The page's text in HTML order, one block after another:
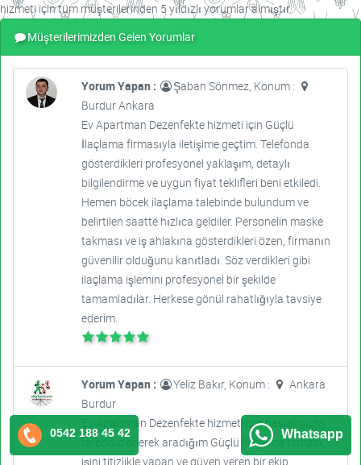
hizmeti için tüm müşterilerinden 5 yıldızlı yorumlar almıştır.
Müşterilerimizden Gelen Yorumlar
Yorum Yapan :
Şaban Sönmez, Konum :
Burdur Ankara
Ev Apartman Dezenfekte hizmeti için Güçlü
İlaçlama firmasıyla iletişime geçtim. Telefonda
gösterdikleri profesyonel yaklaşım, detaylı
bilgilendirme ve uygun fiyat teklifleri beni etkiledi.
Hemen böcek ilaçlama talebinde bulundum ve
belirtilen saatte hızlıca geldiler. Personelin maske
takması ve iş ahlakına gösterdikleri özen, firmanın
güvenilir olduğunu kanıtladı. Söz verdikleri gibi
ilaçlama işlemini profesyonel bir şekilde
tamamladılar. Herkese gönül rahatlığıyla tavsiye
ederim.
Yorum Yapan : Yeliz Bakır, Konum :
Ankara
Burdur
Ev Apartman Dezenfekte hizmeti için başlangıçta
tereddüt ederek aradığım Güçlü İlaçlama firması,
işini titizlikle yapan ve güven veren bir ekip
0542 188 45 42 Whatsapp